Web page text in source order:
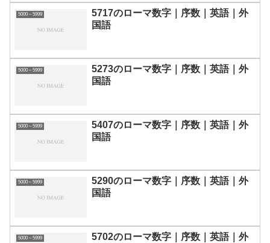
5000～5999
5717のローマ数字｜序数｜英語｜外
国語
5000～5999
5273のローマ数字｜序数｜英語｜外
国語
5000～5999
5407のローマ数字｜序数｜英語｜外
国語
5000～5999
5290のローマ数字｜序数｜英語｜外
国語
5000～5999
5702のローマ数字｜序数｜英語｜外